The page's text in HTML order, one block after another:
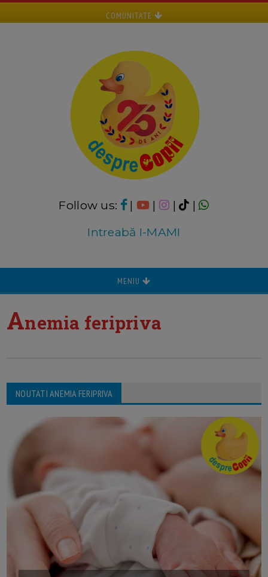
COMUNITATE
Follow us: | | |
|
Intreabă I-MAMI
MENIU
Anemia feripriva
NOUTATI ANEMIA FERIPRIVA